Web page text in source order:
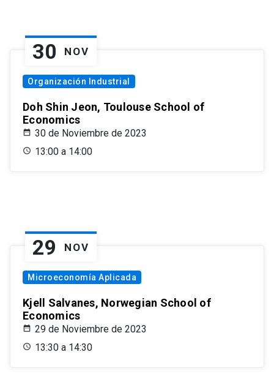
30 NOV
Organización Industrial
Doh Shin Jeon, Toulouse School of
Economics
30 de Noviembre de 2023
13:00 a 14:00
29 NOV
Microeconomía Aplicada
Kjell Salvanes, Norwegian School of
Economics
29 de Noviembre de 2023
13:30 a 14:30